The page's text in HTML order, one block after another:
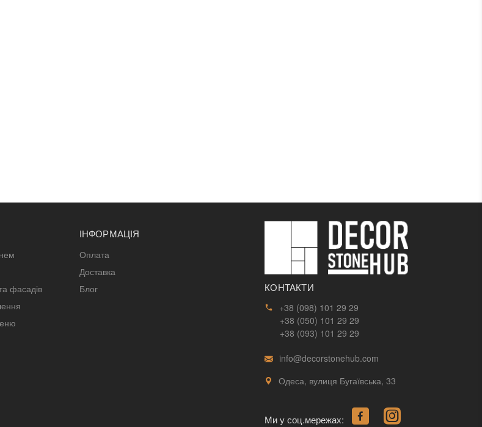
фасадів
ІНФОРМАЦІЯ
Оплата
Доставка
Блог
КОНТАКТИ
+38 (098) 101 29 29
+38 (050) 101 29 29
+38 (093) 101 29 29
info@decorstonehub.com
Одеса, вулиця Бугаївська, 33
Ми у соц.мережах: